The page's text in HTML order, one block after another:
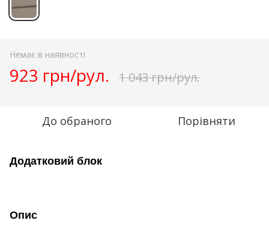
Немає в наявності
923 грн/рул. 1 043 грн/рул.
До обраного Порівняти
Додатковий блок
Опис